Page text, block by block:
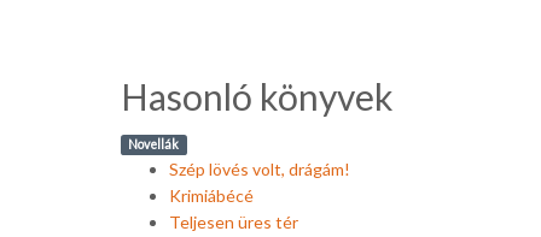
Hasonló könyvek
Novellák
Szép lövés volt, drágám!
Krimiábécé
Teljesen üres tér